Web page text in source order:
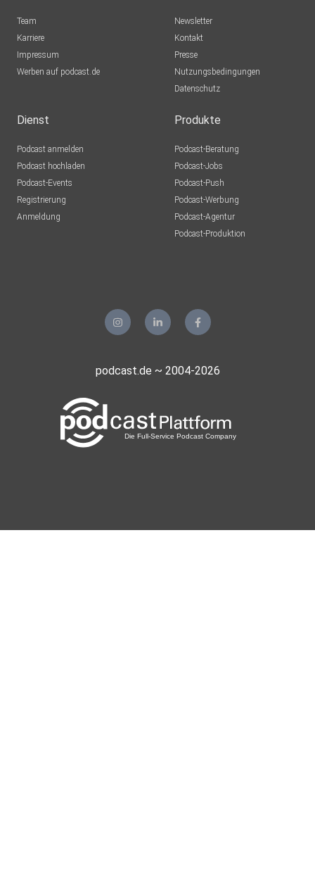
Team
Karriere
Impressum
Werben auf podcast.de
Newsletter
Kontakt
Presse
Nutzungsbedingungen
Datenschutz
Dienst
Podcast anmelden
Podcast hochladen
Podcast-Events
Registrierung
Anmeldung
Produkte
Podcast-Beratung
Podcast-Jobs
Podcast-Push
Podcast-Werbung
Podcast-Agentur
Podcast-Produktion
podcast.de ~ 2004-2026